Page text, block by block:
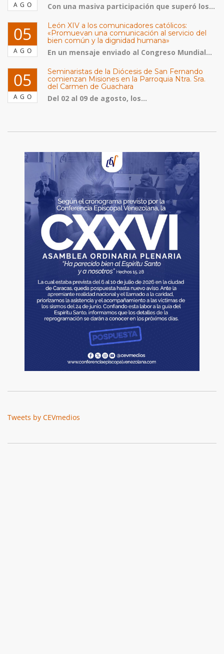
AGO Con una masiva participación que superó los...
05
AGO
León XIV a los comunicadores católicos:
«Promuevan una comunicación al servicio del
bien común y la dignidad humana»
En un mensaje enviado al Congreso Mundial...
05
AGO
Seminaristas de la Diócesis de San Fernando
comienzan Misiones en la Parroquia Ntra. Sra.
del Carmen de Guachara
Del 02 al 09 de agosto, los...
Tweets by CEVmedios